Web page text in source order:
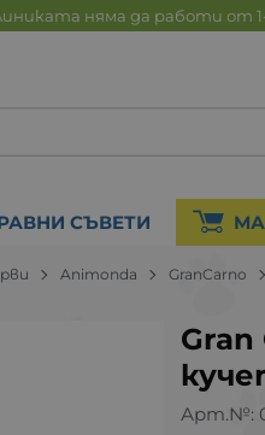
няма да работи от
СЪВЕТИ
Animonda GranCarno
Арт.№: